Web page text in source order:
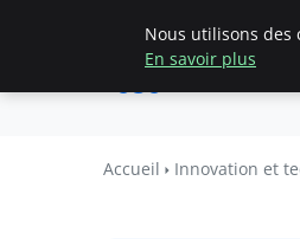
Cannes
Accueil Innovation et
Nous utilisons des
En savoir plus